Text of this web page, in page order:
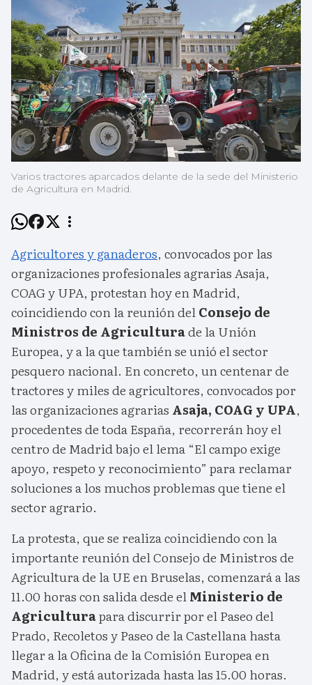
Varios tractores aparcados delante de la sede del Ministerio
de Agricultura en Madrid.
Agricultores y ganaderos, convocados por las
organizaciones profesionales agrarias Asaja,
COAG y UPA, protestan hoy en Madrid,
coincidiendo con la reunión delConsejo de
Ministros de Agriculturade la Unión
Europea, y a la que también se unió el sector
pesquero nacional. En concreto, un centenar de
tractores y miles de agricultores, convocados por
las organizaciones agrarias Asaja, COAG y UPA,
procedentes de toda España, recorrerán hoy el
centro de Madrid bajo el lema “El campo exige
apoyo, respeto y reconocimiento” para reclamar
soluciones a los muchos problemas que tiene el
sector agrario.
La protesta, que se realiza coincidiendo con la
importante reunión del Consejo de Ministros de
Agricultura de la UE en Bruselas, comenzará a las
11.00 horas con salida desde elMinisterio de
Agriculturapara discurrir por el Paseo del
Prado, Recoletos y Paseo de la Castellana hasta
llegar a la Oficina de la Comisión Europea en
Madrid, y está autorizada hasta las 15.00 horas.